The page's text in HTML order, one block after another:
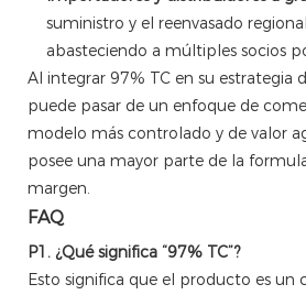
suministro y el reenvasado
abasteciendo a múltiples socios
Al integrar 97% TC en su estrategia
puede pasar de un enfoque de
modelo más controlado y de valor
posee una mayor parte de la
margen.
FAQ
P1. ¿Qué significa “97% TC”?
Esto significa que el producto es un